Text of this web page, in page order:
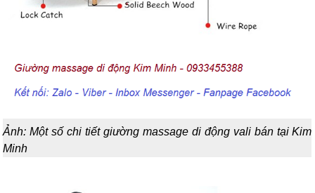
Ảnh: Một số chi tiết giường massage di động vali bán tại Kim
Minh